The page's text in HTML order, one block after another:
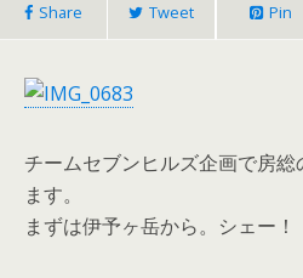
Share Tweet Pin
チームセブンヒルズ企画で房総
ます。
まずは伊予ヶ岳から。シェー！